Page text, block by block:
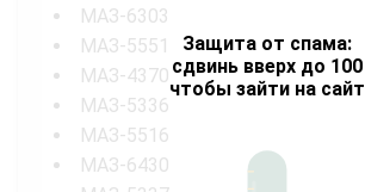
Защита от спама:
сдвинь вверх до 100
чтобы зайти на сайт
МАЗ-6303
МАЗ-5551
МАЗ-4370
МАЗ-5336
МАЗ-5516
МАЗ-6430